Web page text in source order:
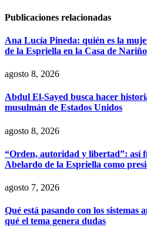
Publicaciones relacionadas
Ana Lucía Pineda: quién es la
de la Espriella en la Casa de Nariño
agosto 8, 2026
Abdul El-Sayed busca hacer
musulmán de Estados Unidos
agosto 8, 2026
“Orden, autoridad y libertad”: así
Abelardo de la Espriella como
agosto 7, 2026
Qué está pasando con los
qué el tema genera dudas